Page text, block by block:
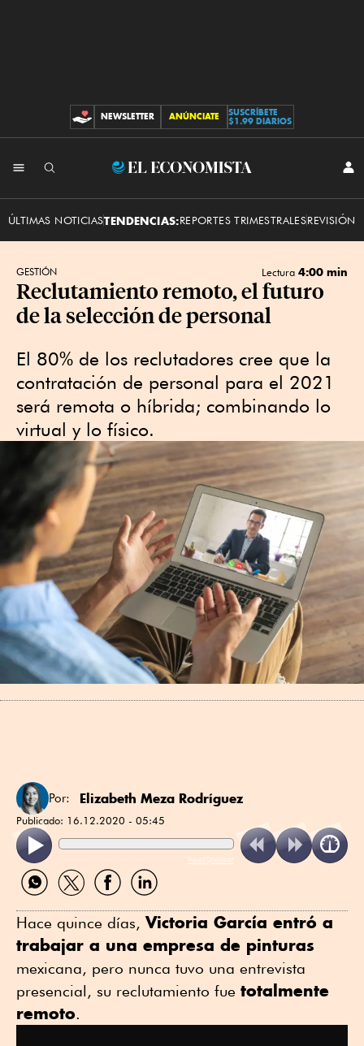
CONTRIBUCIONES
NEWSLETTER ANÚNCIATE
SUSCRÍBETE
$1.99 DIARIOS
El
ÚLTIMAS NOTICIASTENDENCIAS:REPORTES TRIMESTRALESREVISIÓN
GESTIÓN Lectura 4:00 min
Reclutamiento remoto, el futuro
de la selección de personal
El 80% de los reclutadores cree que la
contratación de personal para el 2021
será remota o híbrida; combinando lo
virtual y lo físico.
Por: Elizabeth Meza Rodríguez
Publicado: 16.12.2020 - 05:45
ReadSpeaker
Compartir
por
Compartir
por
Compartir
por
Compartir
por
Hace quince días,Victoria García entró a
trabajar a una empresa de pinturas
mexicana, pero nunca tuvo una entrevista
presencial, su reclutamiento fue totalmente
remoto.